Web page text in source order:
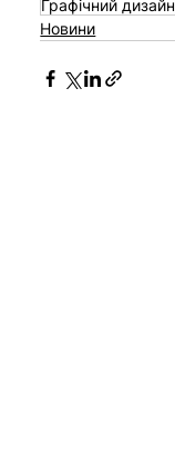
Графічний дизайн
Новини